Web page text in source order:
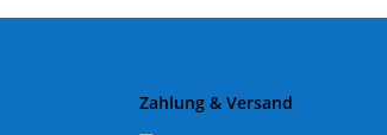
Zahlung & Versand